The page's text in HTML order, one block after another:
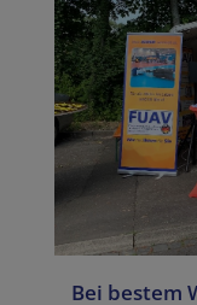
Bei bestem